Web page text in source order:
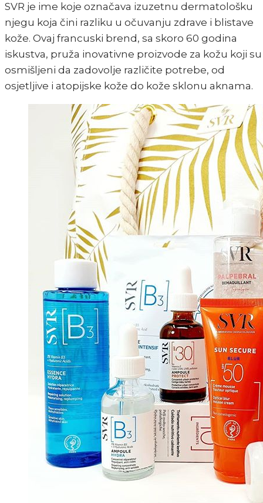
SVR je ime koje označava izuzetnu dermatološku
njegu koja čini razliku u očuvanju zdrave i blistave
kože. Ovaj francuski brend, sa skoro 60 godina
iskustva, pruža inovativne proizvode za kožu koji su
osmišljeni da zadovolje različite potrebe, od
osjetljive i atopijske kože do kože sklonu aknama.